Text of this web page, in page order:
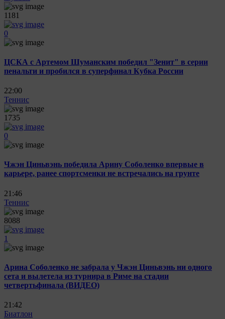
1181
0
ЦСКА с Артемом Шуманским победил "Зенит" в серии
пенальти и пробился в суперфинал Кубка России
22:00
Теннис
1735
0
Чжэн Циньвэнь победила Арину Соболенко впервые в
карьере, ранее спортсменки не встречались на грунте
21:46
Теннис
8088
1
Арина Соболенко не забрала у Чжэн Циньвэнь ни одного
сета и вылетела из турнира в Риме на стадии
четвертьфинала (ВИДЕО)
21:42
Биатлон